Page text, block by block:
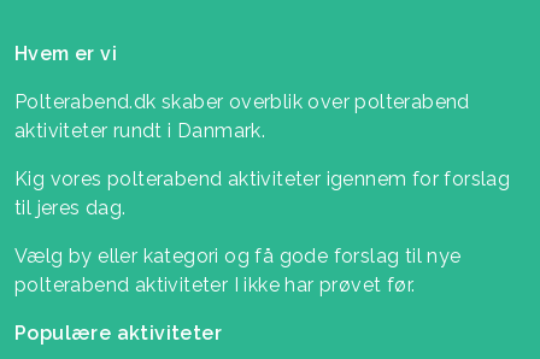
Hvem er vi
Polterabend.dk skaber overblik over polterabend
aktiviteter rundt i Danmark.
Kig vores polterabend aktiviteter igennem for forslag
til jeres dag.
Vælg by eller kategori og få gode forslag til nye
polterabend aktiviteter I ikke har prøvet før.
Populære aktiviteter